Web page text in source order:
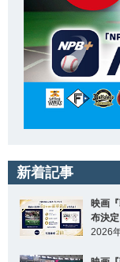
新着記事
映画
布決定
2026